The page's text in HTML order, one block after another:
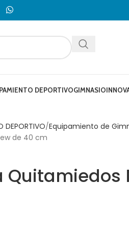
DEPORTIVOGIMNASIO
DEPORTIVO Equipamiento de
de 40 cm
Quitamiedos